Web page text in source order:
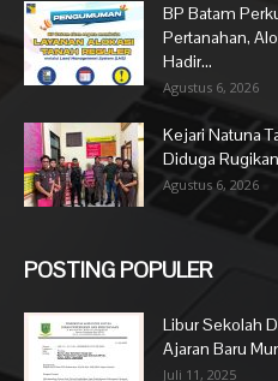
BP Batam
Pertanahan,
Hadir...
Agustus 6, 2026
Kejari Natuna
Diduga
Agustus 6, 2026
POSTING POPULER
Libur Sekolah
Ajaran Baru
Juli 11, 2025